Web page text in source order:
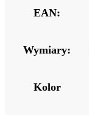
EAN:
Wymiary:
Kolor